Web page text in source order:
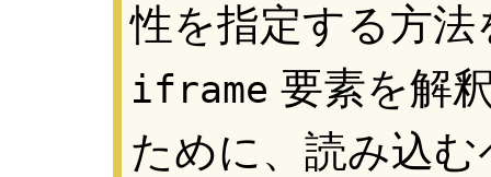
性を指定する方
iframe 要素を解
ために、読み込